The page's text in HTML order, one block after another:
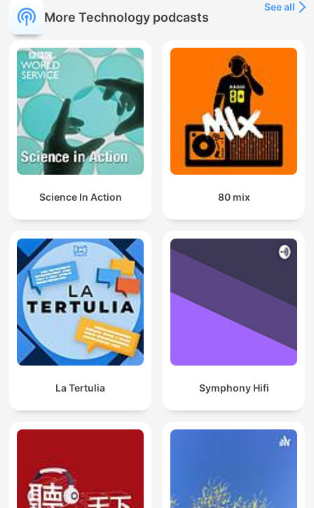
More Technology podcasts
See all
Science In Action 80 mix
La Tertulia Symphony Hifi